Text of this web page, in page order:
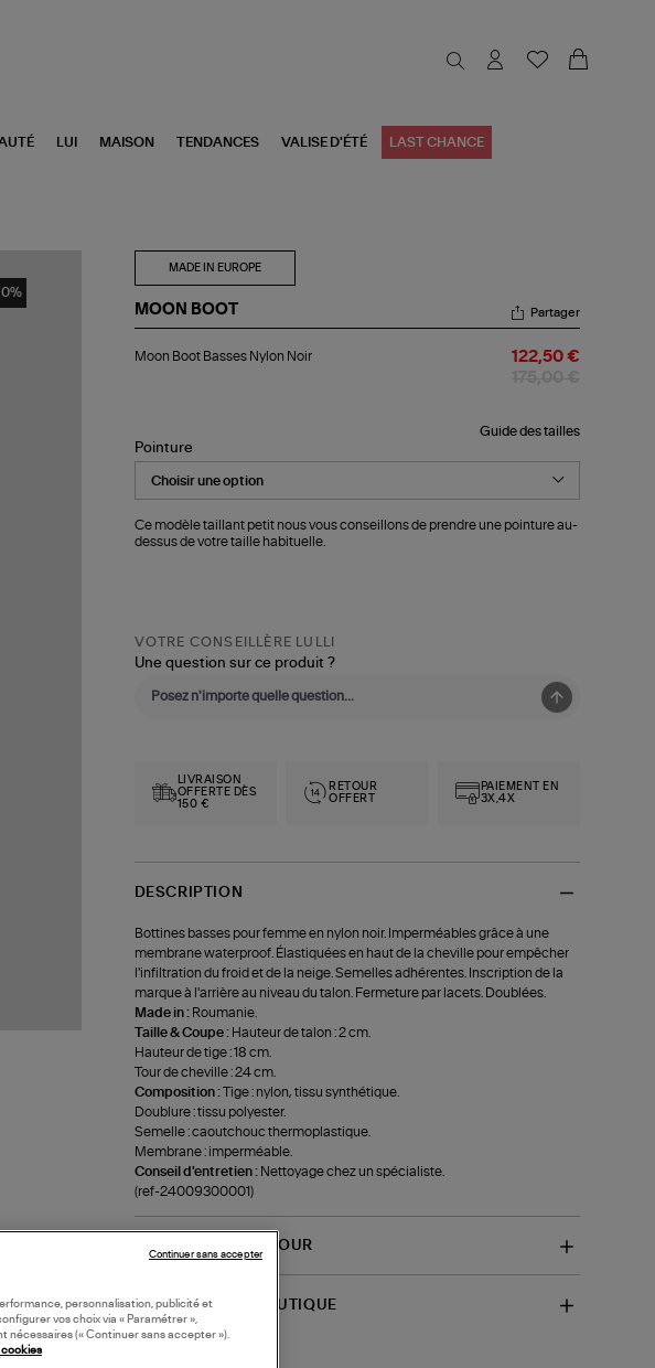
LUI MAISON TENDANCES VALISE D'ÉTÉ LAST CHANCE
MADE IN EUROPE
MOON BOOT
Boot
Partager
Moon Boot Basses Nylon Noir 122,50 €
Guide des tailles
Pointure
Ce modèle taillant petit nous vous conseillons de prendre une pointure au-
dessus de votre taille habituelle.
VOTRE CONSEILLÈRE LULLI
Une question sur ce produit ?
LIVRAISON
OFFERTE DÈS
150 €
RETOUR
OFFERT
PAIEMENT EN
3X,4X
DESCRIPTION
Bottines basses pour femme en nylon noir. Imperméables grâce à une
membrane waterproof. Élastiquées en haut de la cheville pour empêcher
l'infiltration du froid et de la neige. Semelles adhérentes. Inscription de la
marque à l'arrière au niveau du talon. Fermeture par lacets. Doublées.
Made in : Roumanie.
Taille & Coupe : Hauteur de talon : 2 cm.
Hauteur de tige : 18 cm.
Tour de cheville : 24 cm.
Composition :Tige : nylon, tissu synthétique.
Doublure : tissu polyester.
Semelle : caoutchouc thermoplastique.
Membrane : imperméable.
Conseil d'entretien : Nettoyage chez un spécialiste.
(ref-24009300001)
LIVRAISON ET RETOUR
DISPONIBILITÉ BOUTIQUE
personnalisation, publicité et
vos choix via « Paramétrer »,
nécessaires (« Continuer sans accepter »).
Continuer sans accepter